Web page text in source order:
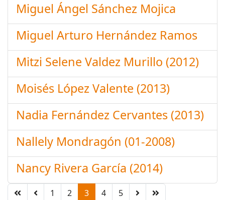
Miguel Ángel Sánchez Mojica
Miguel Arturo Hernández Ramos
Mitzi Selene Valdez Murillo (2012)
Moisés López Valente (2013)
Nadia Fernández Cervantes (2013)
Nallely Mondragón (01-2008)
Nancy Rivera García (2014)
1 2 3 4 5